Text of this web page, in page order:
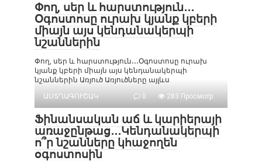
Փող, սեր և հարստություն․․․
Օգոստոսը ուրախ կյանք կբերի
միայն այս կենդանակերպի
նշաններին
Փող, սեր և հարստություն․․․Օգոստոսը ուրախ
կյանք կբերի միայն այս կենդանակերպի
նշաններին Առյուծ Առյուծները այլևս
ԱՍՏՂԱԳՈՒՇԱԿ
0 283 Просмотр
Ֆինանսական աճ և կարիերայի
առաջընթաց․․․Կենդանակերպի
ո՞ր նշանները կհաջողեն
օգոստոսին